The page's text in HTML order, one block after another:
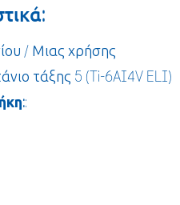
/ Μιας χρήσης
τάξης 5 (Ti-6AI4V ELI)
: